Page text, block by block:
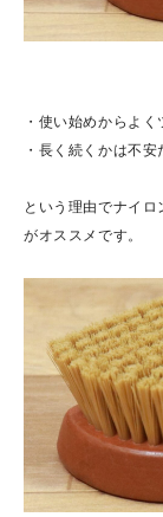
・使い始めからよ
・長く続くかは不
という理由でナイ
がオススメです。